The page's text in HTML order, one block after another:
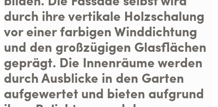
durch ihre vertikale Holzschalung
vor einer farbigen Winddichtung
und den großzügigen Glasflächen
geprägt. Die Innenräume werden
durch Ausblicke in den Garten
aufgewertet und bieten aufgrund